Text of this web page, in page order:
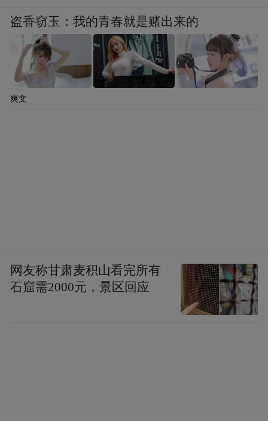
盗香窃玉：我的青春就是赌出来的
爽文
网友称甘肃麦积山看完所有
石窟需2000元，景区回应